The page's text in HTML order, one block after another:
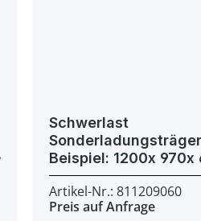
Schwerlast
Sonderladungsträger
Artikel-Nr.: 811209060
Preis auf Anfrage